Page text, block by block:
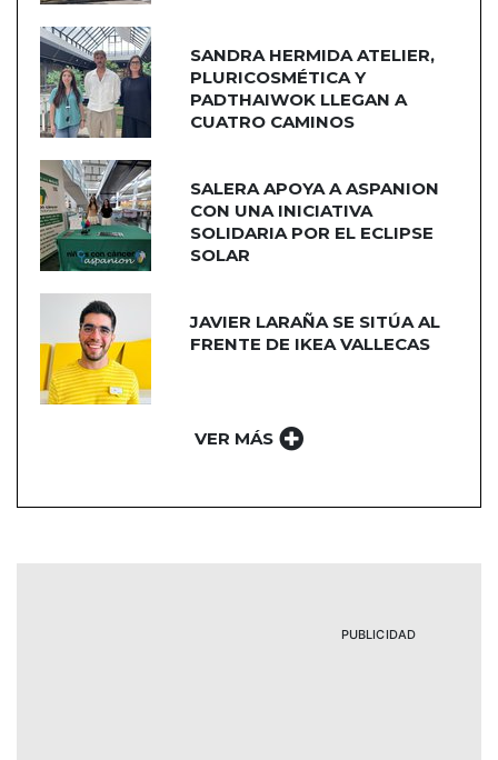
SANDRA HERMIDA ATELIER,
PLURICOSMÉTICA Y
PADTHAIWOK LLEGAN A
CUATRO CAMINOS
SALERA APOYA A ASPANION
CON UNA INICIATIVA
SOLIDARIA POR EL ECLIPSE
SOLAR
JAVIER LARAÑA SE SITÚA AL
FRENTE DE IKEA VALLECAS
VER MÁS
PUBLICIDAD